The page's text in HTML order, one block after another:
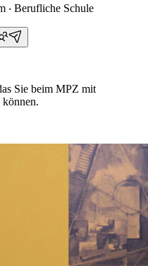
‧ Berufliche Schule
Sie beim MPZ mit
können.